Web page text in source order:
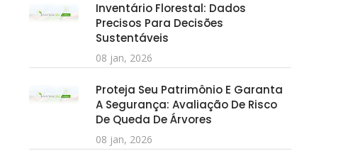
Inventário Florestal: Dados
Precisos Para Decisões
Sustentáveis
08 jan, 2026
Proteja Seu Patrimônio E Garanta
A Segurança: Avaliação De Risco
De Queda De Árvores
08 jan, 2026